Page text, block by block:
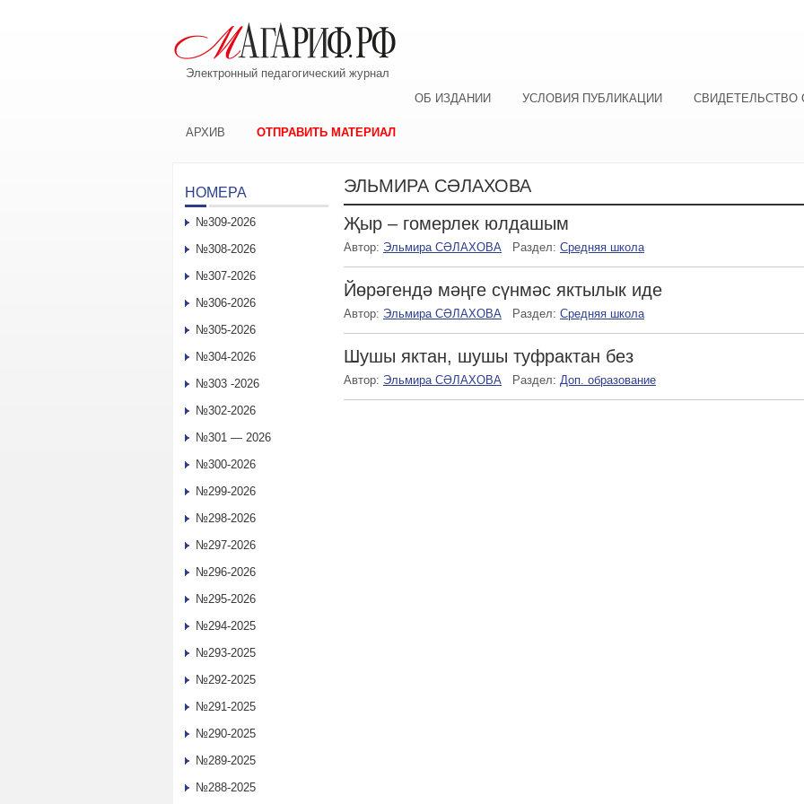
Электронный педагогический журнал
ОБ ИЗДАНИИ
УСЛОВИЯ ПУБЛИКАЦИИ СВИДЕТЕЛЬСТВО
АРХИВ ОТПРАВИТЬ МАТЕРИАЛ
ЭЛЬМИРА СӘЛАХОВА
Җыр – гомерлек юлдашым
Автор: Эльмира СӘЛАХОВА Раздел: Средняя школа
Йөрәгендә мәңге сүнмәс яктылык иде
Автор: Эльмира СӘЛАХОВА Раздел: Средняя школа
Шушы яктан, шушы туфрактан без
Автор: Эльмира СӘЛАХОВА Раздел: Доп. образование
НОМЕРА
№309-2026
№308-2026
№307-2026
№306-2026
№305-2026
№304-2026
№303 -2026
№302-2026
№301 — 2026
№300-2026
№299-2026
№298-2026
№297-2026
№296-2026
№295-2026
№294-2025
№293-2025
№292-2025
№291-2025
№290-2025
№289-2025
№288-2025